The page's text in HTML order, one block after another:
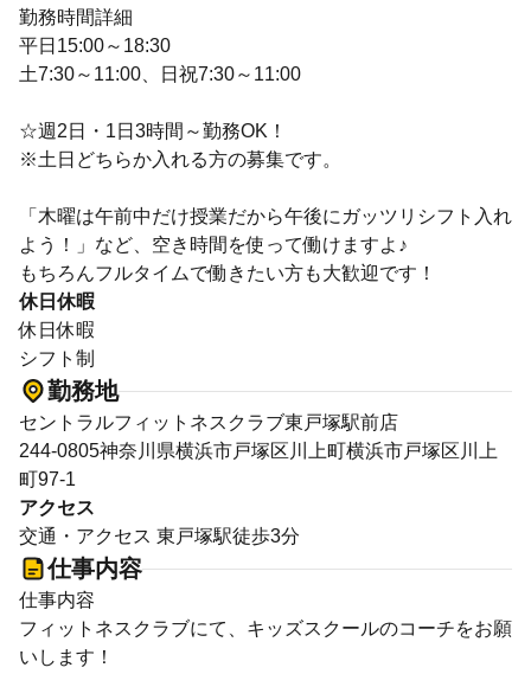
勤務時間詳細
平日15:00～18:30
土7:30～11:00、日祝7:30～11:00
☆週2日・1日3時間～勤務OK！
※土日どちらか入れる方の募集です。
「木曜は午前中だけ授業だから午後にガッツリシフト入れ
よう！」など、空き時間を使って働けますよ♪
もちろんフルタイムで働きたい方も大歓迎です！
休日休暇
休日休暇
シフト制
勤務地
セントラルフィットネスクラブ東戸塚駅前店
244-0805神奈川県横浜市戸塚区川上町横浜市戸塚区川上
町97-1
アクセス
交通・アクセス 東戸塚駅徒歩3分
仕事内容
仕事内容
フィットネスクラブにて、キッズスクールのコーチをお願
いします！